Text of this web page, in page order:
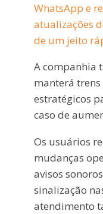
WhatsApp e
atualizações
de um jeito
A companhia
manterá trens
estratégicos
caso de
Os usuários
mudanças
avisos
sinalização
atendimento